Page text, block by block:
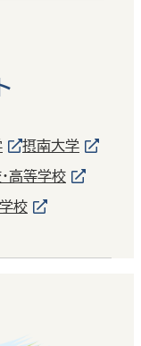
摂南大学
高等学校
校